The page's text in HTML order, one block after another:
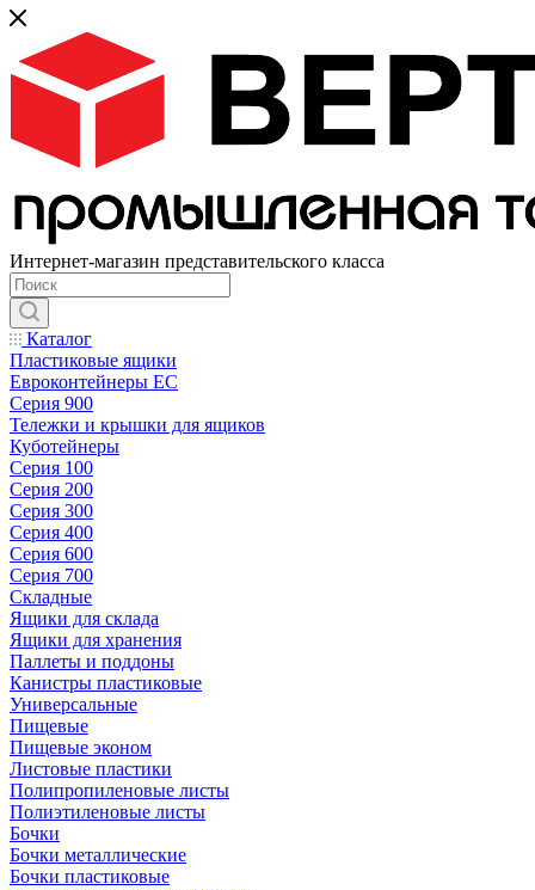
Интернет-магазин представительского класса
Каталог
Пластиковые ящики
Евроконтейнеры ЕС
Серия 900
Тележки и крышки для ящиков
Куботейнеры
Серия 100
Серия 200
Серия 300
Серия 400
Серия 600
Серия 700
Складные
Ящики для склада
Ящики для хранения
Паллеты и поддоны
Канистры пластиковые
Универсальные
Пищевые
Пищевые эконом
Листовые пластики
Полипропиленовые листы
Полиэтиленовые листы
Бочки
Бочки металлические
Бочки пластиковые